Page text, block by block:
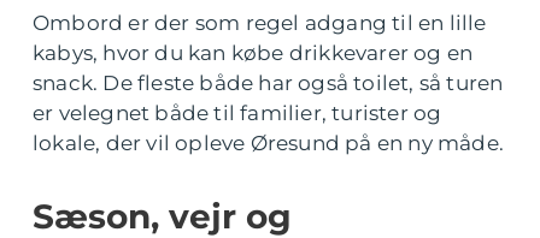
Ombord er der som regel adgang til en lille
kabys, hvor du kan købe drikkevarer og en
snack. De fleste både har også toilet, så turen
er velegnet både til familier, turister og
lokale, der vil opleve Øresund på en ny måde.
Sæson, vejr og